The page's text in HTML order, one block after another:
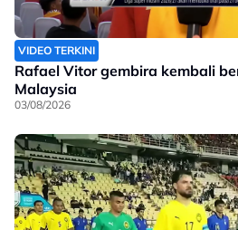
VIDEO TERKINI
Rafael Vitor gembira kembali
Malaysia
03/08/2026